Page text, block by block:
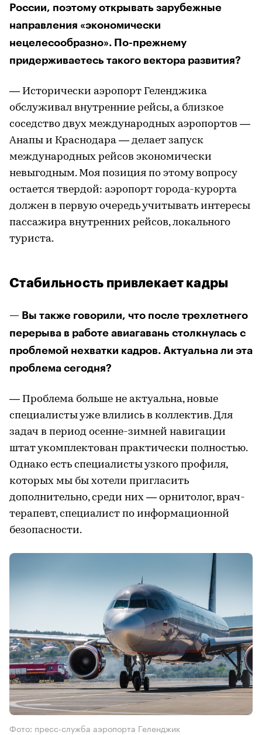
России, поэтому открывать зарубежные
направления «экономически
нецелесообразно». По-прежнему
придерживаетесь такого вектора развития?
— Исторически аэропорт Геленджика
обслуживал внутренние рейсы, а близкое
соседство двух международных аэропортов —
Анапы и Краснодара — делает запуск
международных рейсов экономически
невыгодным. Моя позиция по этому вопросу
остается твердой: аэропорт города-курорта
должен в первую очередь учитывать интересы
пассажира внутренних рейсов, локального
туриста.
Стабильность привлекает кадры
— Вы также говорили, что после трехлетнего
перерыва в работе авиагавань столкнулась с
проблемой нехватки кадров. Актуальна ли эта
проблема сегодня?
— Проблема больше не актуальна, новые
специалисты уже влились в коллектив. Для
задач в период осенне-зимней навигации
штат укомплектован практически полностью.
Однако есть специалисты узкого профиля,
которых мы бы хотели пригласить
дополнительно, среди них — орнитолог, врач-
терапевт, специалист по информационной
безопасности.
Фото: пресс-служба аэропорта Геленджик